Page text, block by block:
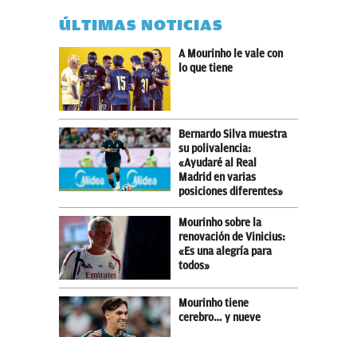
ÚLTIMAS NOTICIAS
A Mourinho le vale con
lo que tiene
Bernardo Silva muestra
su polivalencia:
«Ayudaré al Real
Madrid en varias
posiciones diferentes»
Mourinho sobre la
renovación de Vinicius:
«Es una alegría para
todos»
Mourinho tiene
cerebro… y nueve